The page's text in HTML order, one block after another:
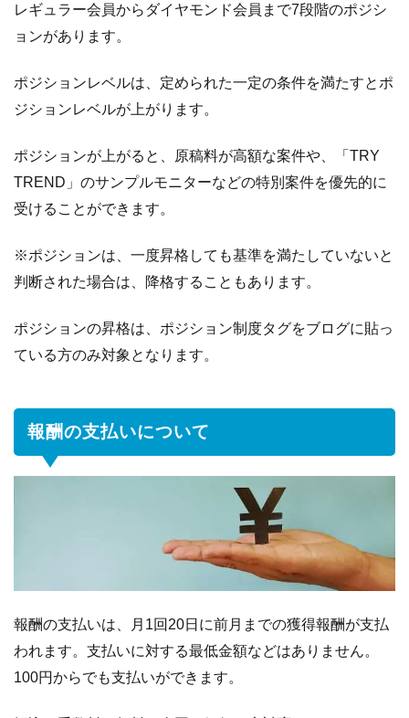
レギュラー会員からダイヤモンド会員まで7段階のポジシ
ョンがあります。
ポジションレベルは、定められた一定の条件を満たすとポ
ジションレベルが上がります。
ポジションが上がると、原稿料が高額な案件や、「TRY
TREND」のサンプルモニターなどの特別案件を優先的に
受けることができます。
※ポジションは、一度昇格しても基準を満たしていないと
判断された場合は、降格することもあります。
ポジションの昇格は、ポジション制度タグをブログに貼っ
ている方のみ対象となります。
報酬の支払いについて
報酬の支払いは、月1回20日に前月までの獲得報酬が支払
われます。支払いに対する最低金額などはありません。
100円からでも支払いができます。